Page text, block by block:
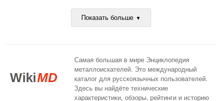
Показать больше
WikiMD
Самая большая в мире Энциклопедия
металлоискателей. Это международный
каталог для русскоязычных пользователей.
Здесь вы найдёте технические
характеристики, обзоры, рейтинги и историю